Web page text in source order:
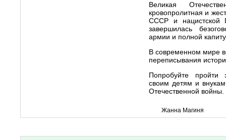
Великая
кровопролитная и
СССР и нацистской
завершилась
армии и полной
В современном мире
переписывания
Попробуйте пройти
своим детям и
Отечественной войны.
Жанна Магиня